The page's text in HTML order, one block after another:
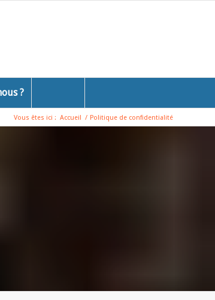
?
Vous êtes ici : Accueil / Politique de confidentialité